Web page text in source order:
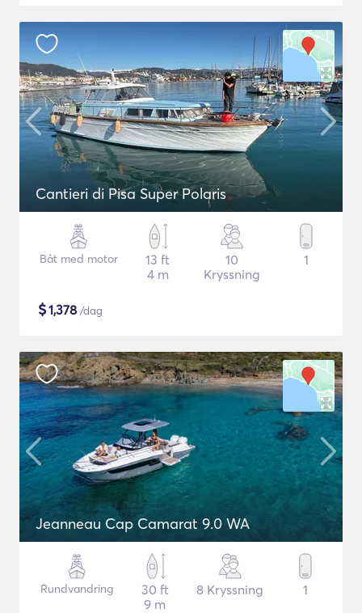
Cantieri di Pisa Super Polaris
Båt med motor
13 ft
4 m
10
Kryssning
1
$1,378 /dag
Jeanneau Cap Camarat 9.0 WA
Rundvandring
30 ft
9 m
8 Kryssning 1